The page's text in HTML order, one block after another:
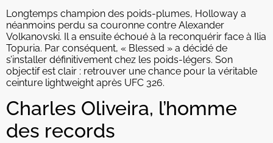
Longtemps champion des poids-plumes, Holloway a
néanmoins perdu sa couronne contre Alexander
Volkanovski. Il a ensuite échoué à la reconquérir face à Ilia
Topuria. Par conséquent, « Blessed » a décidé de
s’installer définitivement chez les poids-légers. Son
objectif est clair : retrouver une chance pour la véritable
ceinture lightweight après UFC 326.
Charles Oliveira, l’homme
des records